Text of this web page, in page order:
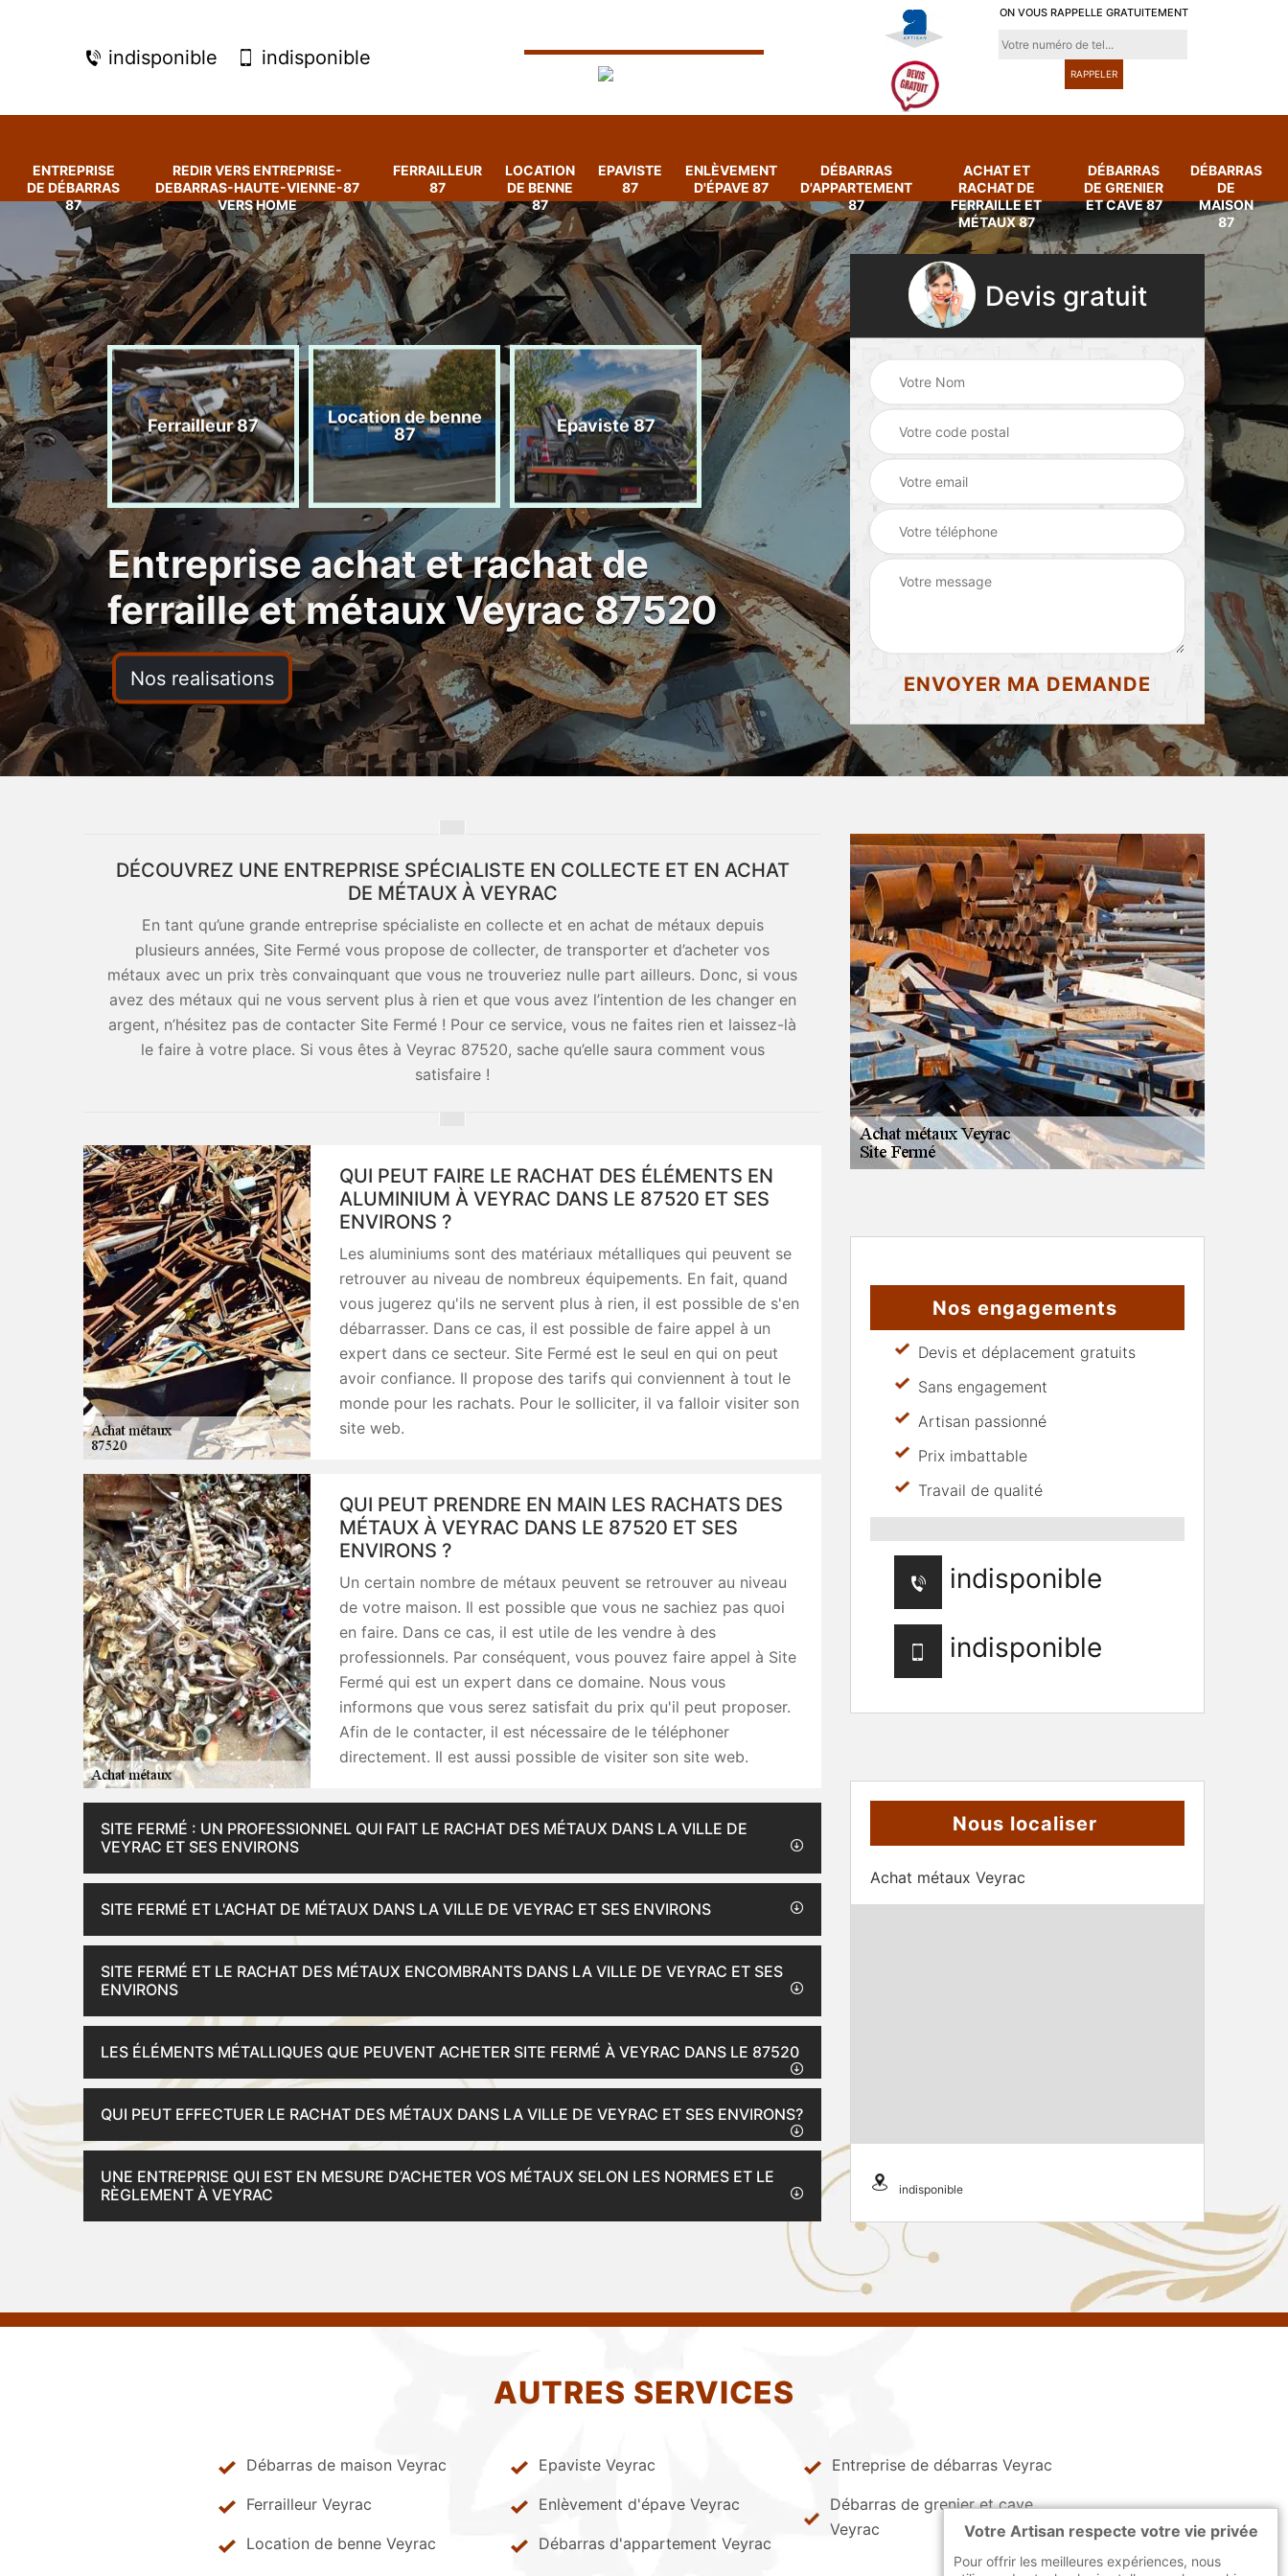
indisponible indisponible
ON VOUS RAPPELLE GRATUITEMENT
ENTREPRISE
DE DÉBARRAS
87
REDIR VERS ENTREPRISE-
DEBARRAS-HAUTE-VIENNE-87
VERS HOME
FERRAILLEUR
87
LOCATION
DE BENNE
87
EPAVISTE
87
ENLÈVEMENT
D'ÉPAVE 87
DÉBARRAS
D'APPARTEMENT
87
ACHAT ET
RACHAT DE
FERRAILLE ET
MÉTAUX 87
DÉBARRAS
DE GRENIER
ET CAVE 87
DÉBARRAS
DE
MAISON
87
de
87
Ferrailleur 87
Location de benne
87
Epaviste 87
Enlèvement
d'épave 87
d'appartement 87
Achat et rachat de
ferraille et métaux
87
Entreprise achat et rachat de
ferraille et métaux Veyrac 87520
Nos realisations
Devis gratuit
DÉCOUVREZ UNE ENTREPRISE SPÉCIALISTE EN COLLECTE ET EN ACHAT
DE MÉTAUX À VEYRAC
En tant qu’une grande entreprise spécialiste en collecte et en achat de métaux depuis
plusieurs années, Site Fermé vous propose de collecter, de transporter et d’acheter vos
métaux avec un prix très convainquant que vous ne trouveriez nulle part ailleurs. Donc, si vous
avez des métaux qui ne vous servent plus à rien et que vous avez l’intention de les changer en
argent, n’hésitez pas de contacter Site Fermé ! Pour ce service, vous ne faites rien et laissez-là
le faire à votre place. Si vous êtes à Veyrac 87520, sache qu’elle saura comment vous
satisfaire !
QUI PEUT FAIRE LE RACHAT DES ÉLÉMENTS EN
ALUMINIUM À VEYRAC DANS LE 87520 ET SES
ENVIRONS ?
Les aluminiums sont des matériaux métalliques qui peuvent se
retrouver au niveau de nombreux équipements. En fait, quand
vous jugerez qu'ils ne servent plus à rien, il est possible de s'en
débarrasser. Dans ce cas, il est possible de faire appel à un
expert dans ce secteur. Site Fermé est le seul en qui on peut
avoir confiance. Il propose des tarifs qui conviennent à tout le
monde pour les rachats. Pour le solliciter, il va falloir visiter son
site web.
QUI PEUT PRENDRE EN MAIN LES RACHATS DES
MÉTAUX À VEYRAC DANS LE 87520 ET SES
ENVIRONS ?
Un certain nombre de métaux peuvent se retrouver au niveau
de votre maison. Il est possible que vous ne sachiez pas quoi
en faire. Dans ce cas, il est utile de les vendre à des
professionnels. Par conséquent, vous pouvez faire appel à Site
Fermé qui est un expert dans ce domaine. Nous vous
informons que vous serez satisfait du prix qu'il peut proposer.
Afin de le contacter, il est nécessaire de le téléphoner
directement. Il est aussi possible de visiter son site web.
SITE FERMÉ : UN PROFESSIONNEL QUI FAIT LE RACHAT DES MÉTAUX DANS LA VILLE DE
VEYRAC ET SES ENVIRONS
SITE FERMÉ ET L'ACHAT DE MÉTAUX DANS LA VILLE DE VEYRAC ET SES ENVIRONS
SITE FERMÉ ET LE RACHAT DES MÉTAUX ENCOMBRANTS DANS LA VILLE DE VEYRAC ET SES
ENVIRONS
LES ÉLÉMENTS MÉTALLIQUES QUE PEUVENT ACHETER SITE FERMÉ À VEYRAC DANS LE 87520
QUI PEUT EFFECTUER LE RACHAT DES MÉTAUX DANS LA VILLE DE VEYRAC ET SES ENVIRONS?
UNE ENTREPRISE QUI EST EN MESURE D’ACHETER VOS MÉTAUX SELON LES NORMES ET LE
RÈGLEMENT À VEYRAC
Nos engagements
Devis et déplacement gratuits
Sans engagement
Artisan passionné
Prix imbattable
Travail de qualité
indisponible
indisponible
Nous localiser
Achat métaux Veyrac
indisponible
AUTRES SERVICES
Débarras de maison Veyrac
Ferrailleur Veyrac
Location de benne Veyrac
Epaviste Veyrac
Enlèvement d'épave Veyrac
Débarras d'appartement Veyrac
Entreprise de débarras Veyrac
Débarras de grenier et cave
Veyrac
Votre Artisan respecte votre vie privée
Pour offrir les meilleures expériences, nous